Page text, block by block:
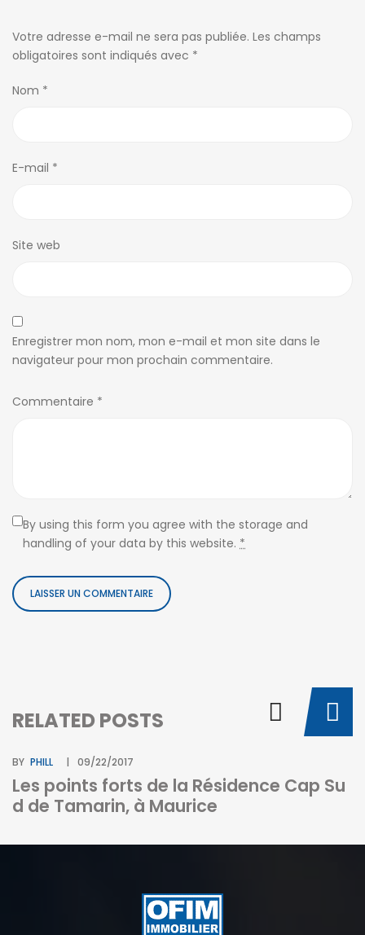
Votre adresse e-mail ne sera pas publiée. Les champs
obligatoires sont indiqués avec *
Nom *
E-mail *
Site web
Enregistrer mon nom, mon e-mail et mon site dans le
navigateur pour mon prochain commentaire.
Commentaire *
By using this form you agree with the storage and
handling of your data by this website. *
RELATED POSTS
BY PHILL 09/22/2017
Les points forts de la Résidence Cap Su
d de Tamarin, à Maurice